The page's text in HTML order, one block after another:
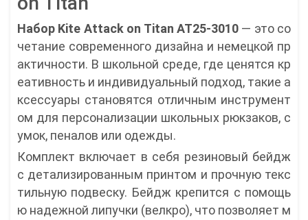
Набор Kite Attack on Titan AT25-3010— это со
четание современного дизайна и немецкой пр
актичности. В школьной среде, где ценятся кр
еативность и индивидуальный подход, такие а
ксессуары становятся отличным инструмент
ом для персонализации школьных рюкзаков, с
умок, пеналов или одежды.
Комплект включает в себя резиновый бейдж
с детализированным принтом и прочную текс
тильную подвеску. Бейдж крепится с помощь
ю надежной липучки (велкро), что позволяет м